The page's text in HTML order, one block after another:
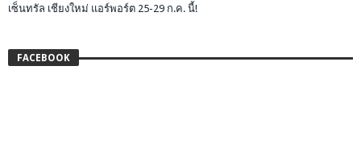
เซ็นทรัล เชียงใหม่ แอร์พอร์ต 25-29 ก.ค. นี้!
FACEBOOK